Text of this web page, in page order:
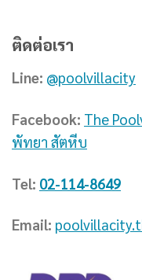
ติดต่อเรา
Line: @poolvillacity
Facebook: The
พัทยา สัตหีบ
Tel: 02-114-8649
Email: